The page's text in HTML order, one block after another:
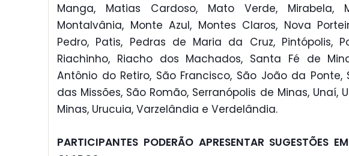
Manga, Matias Cardoso, Mato Verde, Mirabela,
Montalvânia, Monte Azul, Montes Claros, Nova
Pedro, Patis, Pedras de Maria da Cruz, Pintópolis,
Riachinho, Riacho dos Machados, Santa Fé de
Antônio do Retiro, São Francisco, São João da Ponte,
das Missões, São Romão, Serranópolis de Minas, Unaí,
Minas, Urucuia, Varzelândia e Verdelândia.
PARTICIPANTES PODERÃO APRESENTAR SUGESTÕES